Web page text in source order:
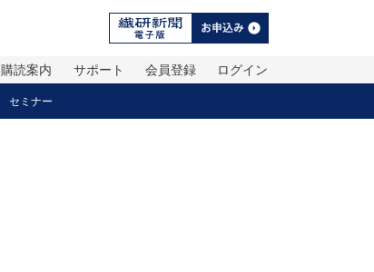
ログイン
会員登録
サポート
購読案内
セミナー